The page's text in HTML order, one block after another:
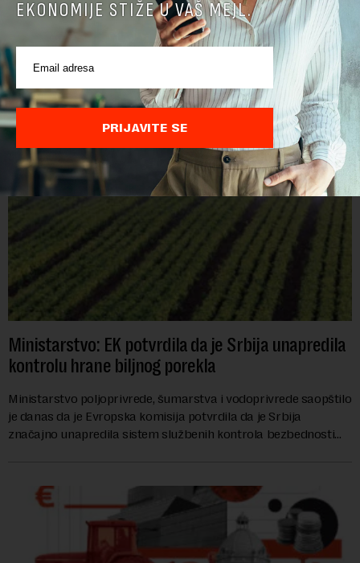
POVEZANI SADRŽAJI
Ministarstvo: EK potvrdila da je Srbija unapredila
kontrolu hrane biljnog porekla
Ministarstvo poljoprivrede, šumarstva i vodoprivrede saopštilo
je danas da je Evropska komisija potvrdila da je Srbija
značajno unapredila sistem službenih kontrola bezbednosti
EKONOMIJE STIŽE U VAŠ MEJL.
PRIJAVITE SE